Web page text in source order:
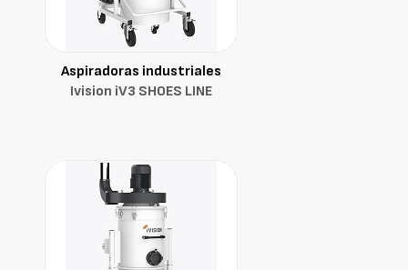
Aspiradoras industriales
Ivision iV3 SHOES LINE